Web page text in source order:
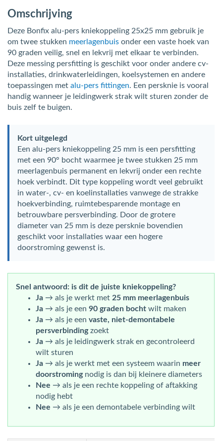
Omschrijving
Deze Bonfix alu-pers kniekoppeling 25x25 mm gebruik je
om twee stukken meerlagenbuis onder een vaste hoek van
90 graden veilig, snel en lekvrij met elkaar te verbinden.
Deze messing persfitting is geschikt voor onder andere cv-
installaties, drinkwaterleidingen, koelsystemen en andere
toepassingen met alu-pers fittingen. Een persknie is vooral
handig wanneer je leidingwerk strak wilt sturen zonder de
buis zelf te buigen.
Kort uitgelegd
Een alu-pers kniekoppeling 25 mm is een persfitting
met een 90° bocht waarmee je twee stukken 25 mm
meerlagenbuis permanent en lekvrij onder een rechte
hoek verbindt. Dit type koppeling wordt veel gebruikt
in water-, cv- en koelinstallaties vanwege de strakke
hoekverbinding, ruimtebesparende montage en
betrouwbare persverbinding. Door de grotere
diameter van 25 mm is deze persknie bovendien
geschikt voor installaties waar een hogere
doorstroming gewenst is.
Snel antwoord: is dit de juiste kniekoppeling?
Ja → als je werkt met 25 mm meerlagenbuis
Ja → als je een 90 graden bocht wilt maken
Ja → als je een vaste, niet-demontabele
persverbindingzoekt
Ja → als je leidingwerk strak en gecontroleerd
wilt sturen
Ja → als je werkt met een systeem waarin meer
doorstromingnodig is dan bij kleinere diameters
Nee → als je een rechte koppeling of aftakking
nodig hebt
Nee → als je een demontabele verbinding wilt